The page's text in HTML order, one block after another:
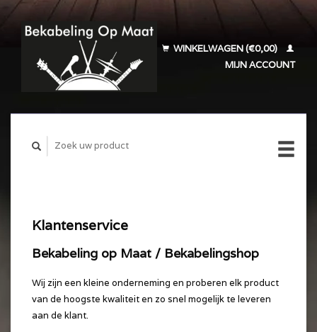
WINKELWAGEN (€0,00)
MIJN ACCOUNT
Klantenservice
Bekabeling op Maat / Bekabelingshop
Wij zijn een kleine onderneming en proberen elk product
van de hoogste kwaliteit en zo snel mogelijk te leveren
aan de klant.